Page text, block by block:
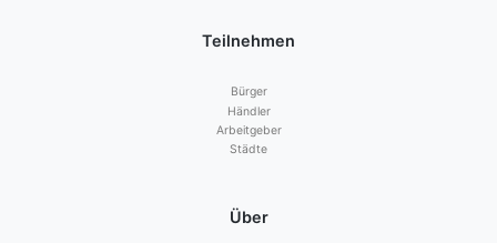
Teilnehmen
Bürger
Händler
Arbeitgeber
Städte
Über